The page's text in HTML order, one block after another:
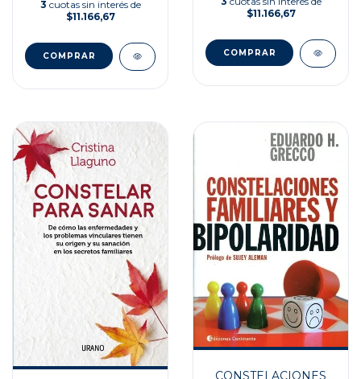
3 cuotas sin interés de
$11.166,67
$11.166,67
CONSTELACIONES